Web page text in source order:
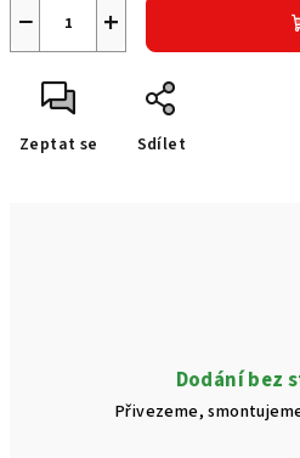
+
−
Zeptat se Sdílet
Dodání bez
Přivezeme,